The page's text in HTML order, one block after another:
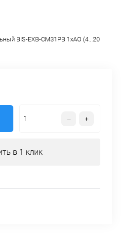
BIS-EXB-CM31PB 1хAO (4...20
в 1 клик